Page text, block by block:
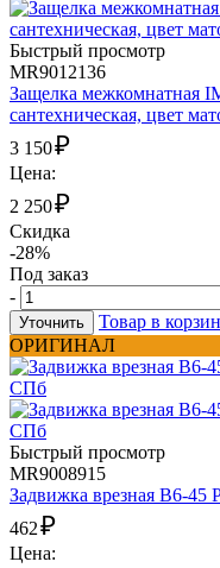
Быстрый просмотр
MR9012136
Защелка межкомнатная
сантехническая, цвет
3 150₽
Цена:
2 250₽
Скидка
-28%
Под заказ
-
Уточнить
Товар в
ОРИГИНАЛ
Быстрый просмотр
MR9008915
Задвижка врезная B6-45
462₽
Цена: